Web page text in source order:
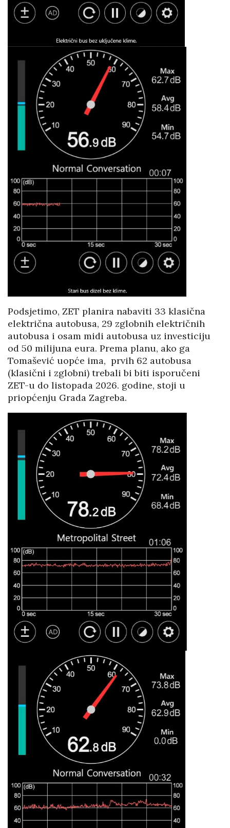
Podsjetimo, ZET planira nabaviti 33 klasična
električna autobusa, 29 zglobnih električnih
autobusa i osam midi autobusa uz investiciju
od 50 milijuna eura. Prema planu, ako ga
Tomašević uopće ima, prvih 62 autobusa
(klasični i zglobni) trebali bi biti isporučeni
ZET-u do listopada 2026. godine, stoji u
priopćenju Grada Zagreba.